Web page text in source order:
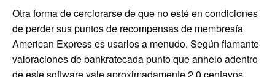
Otra forma de cerciorarse de que no esté en condiciones
de perder sus puntos de recompensas de membresía
American Express es usarlos a menudo. Según flamante
valoraciones de bankratecada punto que anhelo adentro